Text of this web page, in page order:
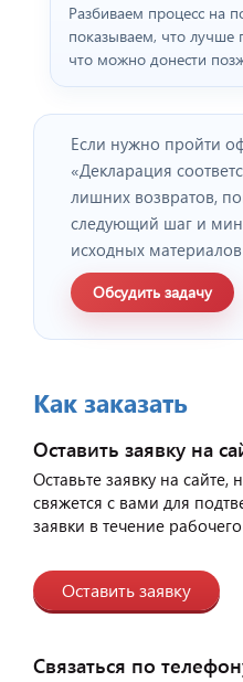
Разбиваем процесс на
показываем, что лучше
что можно донести
Если нужно пройти
«Декларация
лишних возвратов,
следующий шаг и
исходных материалов
Обсудить задачу
Как заказать
Оставить заявку на
Оставьте заявку на сайте,
свяжется с вами для
заявки в течение
Оставить заявку
Связаться по